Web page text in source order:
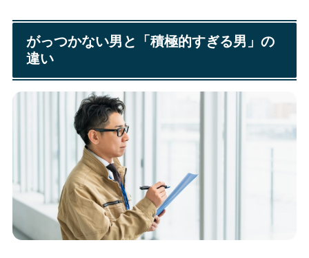
がっつかない男と「積極的すぎる男」の
違い